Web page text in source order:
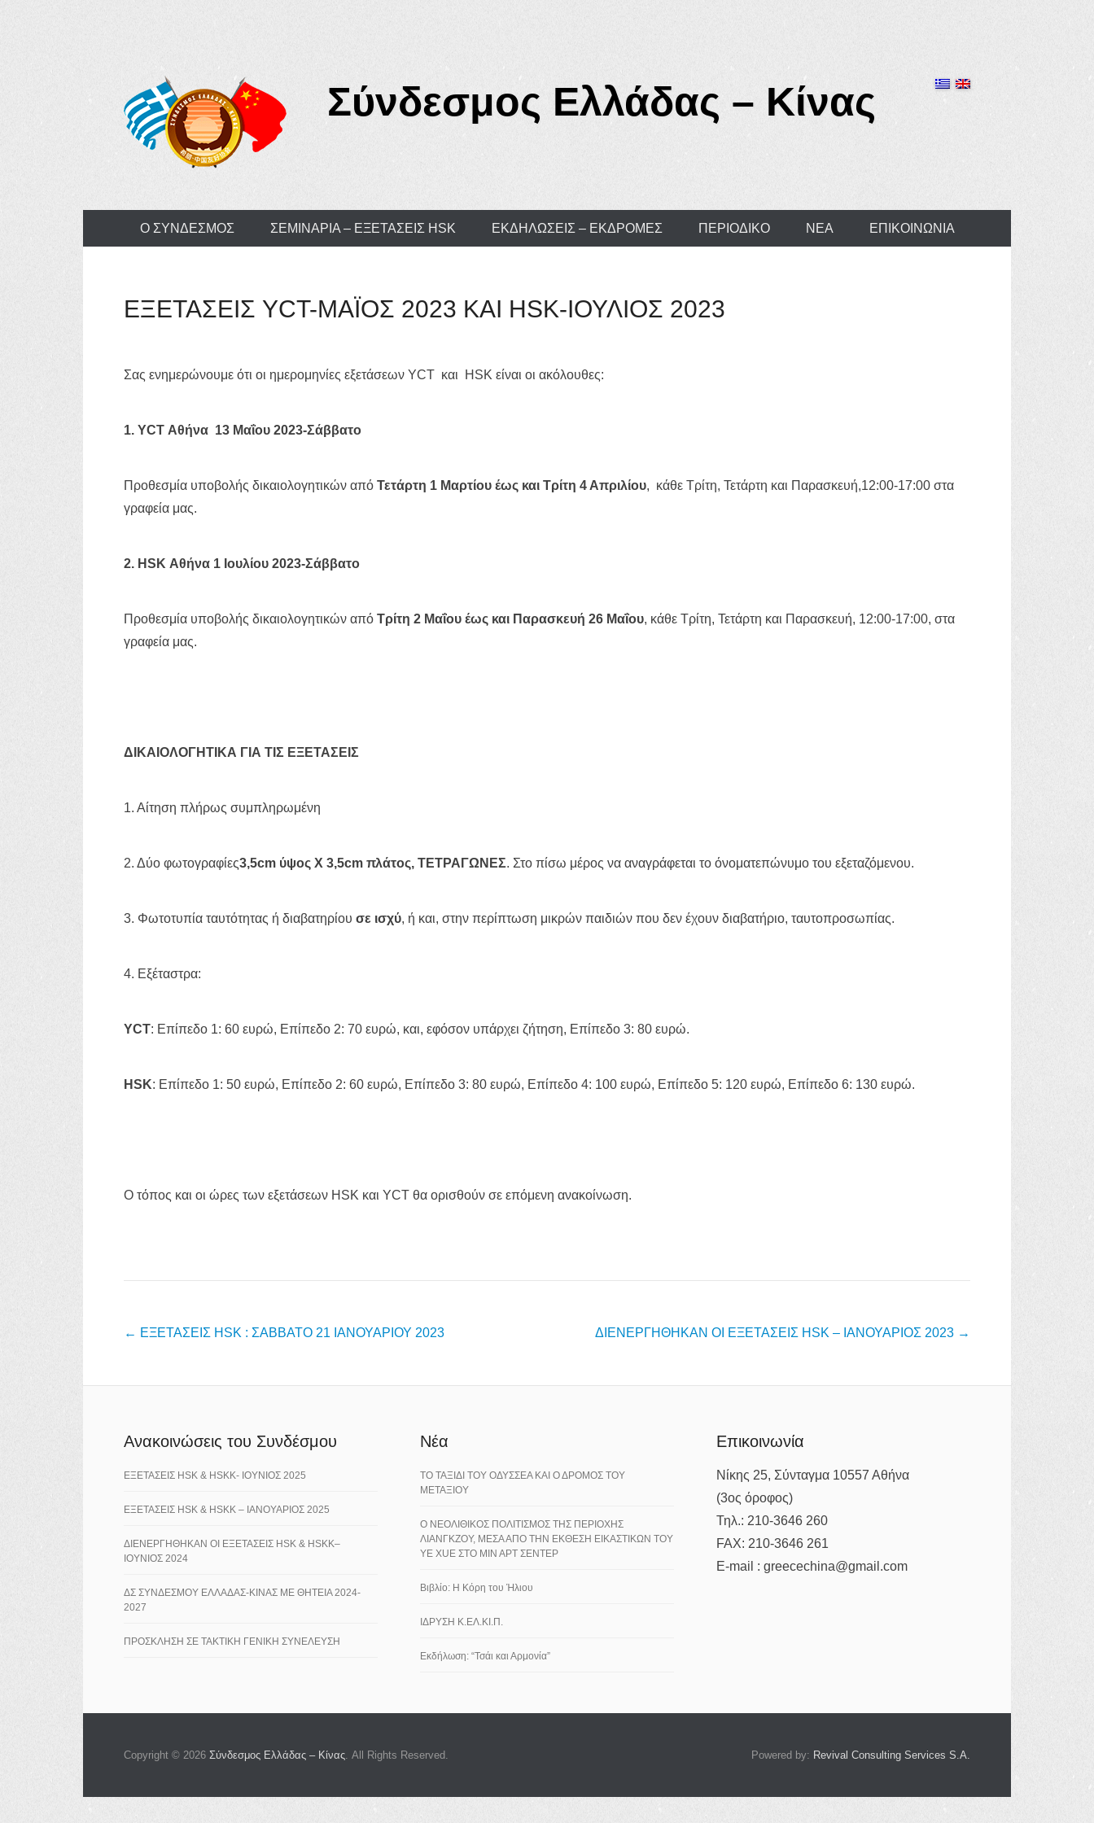
Σύνδεσμος Ελλάδας – Κίνας
Primary Menu
Skip to content
Ο ΣΥΝΔΕΣΜΟΣ ΣΕΜΙΝΑΡΙΑ – ΕΞΕΤΑΣΕΙΣ HSK ΕΚΔΗΛΩΣΕΙΣ – ΕΚΔΡΟΜΕΣ ΠΕΡΙΟΔΙΚΟ ΝΕΑ ΕΠΙΚΟΙΝΩΝΙΑ
ΕΞΕΤΑΣΕΙΣ YCT-ΜΑΪΟΣ 2023 ΚΑΙ HSK-ΙΟΥΛΙΟΣ 2023
Σας ενημερώνουμε ότι οι ημερομηνίες εξετάσεων YCT και HSK είναι οι ακόλουθες:
1. YCT Αθήνα 13 Μαΐου 2023-Σάββατο
Προθεσμία υποβολής δικαιολογητικών από Τετάρτη 1 Μαρτίου έως και Τρίτη 4 Απριλίου, κάθε Τρίτη, Τετάρτη και Παρασκευή,12:00-17:00 στα
γραφεία μας.
2. HSK Αθήνα 1 Ιουλίου 2023-Σάββατο
Προθεσμία υποβολής δικαιολογητικών από Τρίτη 2 Μαΐου έως και Παρασκευή 26 Μαΐου, κάθε Τρίτη, Τετάρτη και Παρασκευή, 12:00-17:00, στα
γραφεία μας.
ΔΙΚΑΙΟΛΟΓΗΤΙΚΑ ΓΙΑ ΤΙΣ ΕΞΕΤΑΣΕΙΣ
1. Αίτηση πλήρως συμπληρωμένη
2. Δύο φωτογραφίες3,5cm ύψος Χ 3,5cm πλάτος, ΤΕΤΡΑΓΩΝΕΣ. Στο πίσω μέρος να αναγράφεται το όνοματεπώνυμο του εξεταζόμενου.
3. Φωτοτυπία ταυτότητας ή διαβατηρίου σε ισχύ, ή και, στην περίπτωση μικρών παιδιών που δεν έχουν διαβατήριο, ταυτοπροσωπίας.
4. Εξέταστρα:
YCT: Επίπεδο 1: 60 ευρώ, Επίπεδο 2: 70 ευρώ, και, εφόσον υπάρχει ζήτηση, Επίπεδο 3: 80 ευρώ.
HSK: Επίπεδο 1: 50 ευρώ, Επίπεδο 2: 60 ευρώ, Επίπεδο 3: 80 ευρώ, Επίπεδο 4: 100 ευρώ, Επίπεδο 5: 120 ευρώ, Επίπεδο 6: 130 ευρώ.
Ο τόπος και οι ώρες των εξετάσεων HSK και YCT θα ορισθούν σε επόμενη ανακοίνωση.
Post navigation
← ΕΞΕΤΑΣΕΙΣ HSK : ΣΑΒΒΑΤΟ 21 ΙΑΝΟΥΑΡΙΟΥ 2023 ΔΙΕΝΕΡΓΗΘΗΚΑΝ ΟΙ ΕΞΕΤΑΣΕΙΣ HSK – ΙΑΝΟΥΑΡΙΟΣ 2023 →
Ανακοινώσεις του Συνδέσμου
ΕΞΕΤΑΣΕΙΣ HSK & HSKK- ΙΟΥΝΙΟΣ 2025
ΕΞΕΤΑΣΕΙΣ HSK & HSKK – ΙΑΝΟΥΑΡΙΟΣ 2025
ΔΙΕΝΕΡΓΗΘΗΚΑΝ ΟΙ ΕΞΕΤΑΣΕΙΣ HSK & HSKK–
ΙΟΥΝΙΟΣ 2024
ΔΣ ΣΥΝΔΕΣΜΟΥ ΕΛΛΑΔΑΣ-ΚΙΝΑΣ ΜΕ ΘΗΤΕΙΑ 2024-
2027
ΠΡΟΣΚΛΗΣΗ ΣΕ ΤΑΚΤΙΚΗ ΓΕΝΙΚΗ ΣΥΝΕΛΕΥΣΗ
Νέα
ΤΟ ΤΑΞΙΔΙ ΤΟΥ ΟΔΥΣΣΕΑ ΚΑΙ Ο ΔΡΟΜΟΣ ΤΟΥ
ΜΕΤΑΞΙΟΥ
Ο ΝΕΟΛΙΘΙΚΟΣ ΠΟΛΙΤΙΣΜΟΣ ΤΗΣ ΠΕΡΙΟΧΗΣ
ΛΙΑΝΓΚΖΟΥ, ΜΕΣΑ ΑΠΟ ΤΗΝ ΕΚΘΕΣΗ ΕΙΚΑΣΤΙΚΩΝ ΤΟΥ
YE XUE ΣΤΟ ΜΙΝ ΑΡΤ ΣΕΝΤΕΡ
Βιβλίο: Η Κόρη του Ήλιου
ΙΔΡΥΣΗ Κ.ΕΛ.ΚΙ.Π.
Εκδήλωση: “Τσάι και Αρμονία”
Επικοινωνία
Νίκης 25, Σύνταγμα 10557 Αθήνα
(3ος όροφος)
Τηλ.: 210-3646 260
FAX: 210-3646 261
E-mail : greecechina@gmail.com
Copyright © 2026 Σύνδεσμος Ελλάδας – Κίνας. All Rights Reserved. Powered by: Revival Consulting Services S.A.